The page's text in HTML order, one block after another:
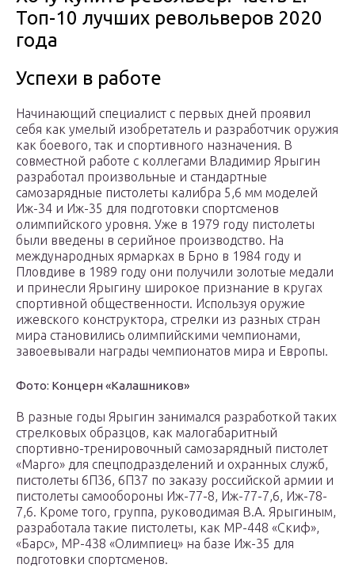
Топ-10 лучших револьверов 2020
года
Успехи в работе
Начинающий специалист с первых дней проявил
себя как умелый изобретатель и разработчик оружия
как боевого, так и спортивного назначения. В
совместной работе с коллегами Владимир Ярыгин
разработал произвольные и стандартные
самозарядные пистолеты калибра 5,6 мм моделей
Иж-34 и Иж-35 для подготовки спортсменов
олимпийского уровня. Уже в 1979 году пистолеты
были введены в серийное производство. На
международных ярмарках в Брно в 1984 году и
Пловдиве в 1989 году они получили золотые медали
и принесли Ярыгину широкое признание в кругах
спортивной общественности. Используя оружие
ижевского конструктора, стрелки из разных стран
мира становились олимпийскими чемпионами,
завоевывали награды чемпионатов мира и Европы.
Фото: Концерн «Калашников»
В разные годы Ярыгин занимался разработкой таких
стрелковых образцов, как малогабаритный
спортивно-тренировочный самозарядный пистолет
«Марго» для спецподразделений и охранных служб,
пистолеты 6П36, 6П37 по заказу российской армии и
пистолеты самообороны Иж-77-8, Иж-77-7,6, Иж-78-
7,6. Кроме того, группа, руководимая В.А. Ярыгиным,
разработала такие пистолеты, как МР-448 «Скиф»,
«Барс», МР-438 «Олимпиец» на базе Иж-35 для
подготовки спортсменов.